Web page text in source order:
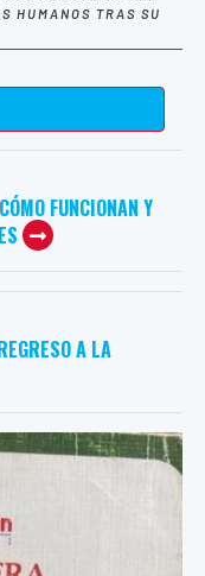
HUMANOS TRAS SU
FUNCIONAN Y
A LA